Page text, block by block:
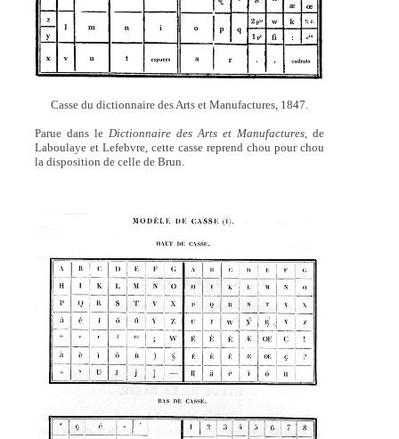
Casse du dictionnaire des Arts et Manufactures, 1847.
Parue dans le Dictionnaire des Arts et Manufactures, de
Laboulaye et Lefebvre, cette casse reprend chou pour chou
la disposition de celle de Brun.